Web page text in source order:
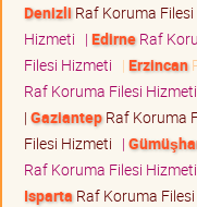
Denizli Raf Koruma
Hizmeti | EdirneRaf
Filesi Hizmeti | Erzincan
Raf Koruma Filesi Hizmeti
| GaziantepRaf Koruma
Filesi Hizmeti |
Raf Koruma Filesi Hizmeti
Isparta Raf Koruma